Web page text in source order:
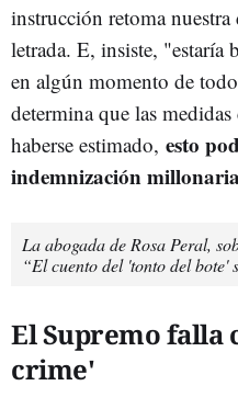
instrucción retoma
letrada. E, insiste, "estaría
en algún momento de
determina que las
haberse estimado, esto
indemnización millonaria
La abogada de Rosa Peral,
“El cuento del 'tonto del bote'
El Supremo falla
crime'